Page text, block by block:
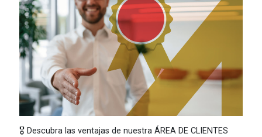
🎖️ Descubra las ventajas de nuestra ÁREA DE CLIENTES